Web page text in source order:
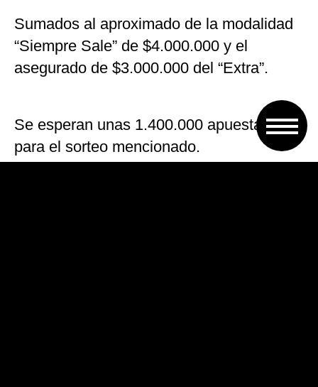
Sumados al aproximado de la modalidad
“Siempre Sale” de $4.000.000 y el
asegurado de $3.000.000 del “Extra”.
Se esperan unas 1.400.000 apuestas
para el sorteo mencionado.